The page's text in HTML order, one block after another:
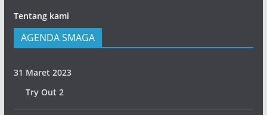
Tentang kami
AGENDA SMAGA
31 Maret 2023
Try Out 2